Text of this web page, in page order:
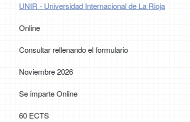
UNIR - Universidad Internacional de La Rioja
Online
Consultar rellenando el formulario
Noviembre 2026
Se imparte Online
60 ECTS